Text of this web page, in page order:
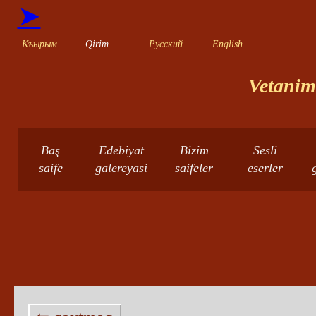
➤
Къырым Qirim Русский English
Baş
saife
Edebiyat
galereyasi
Bizim
saifeler
Sesli
eserler